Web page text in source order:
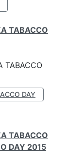
TABACCO
TABACCO
DAY
TABACCO
DAY 2015